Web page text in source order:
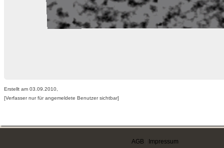
Erstellt am 03.09.2010,
[Verfasser nur für angemeldete Benutzer sichtbar]
AGB Impressum